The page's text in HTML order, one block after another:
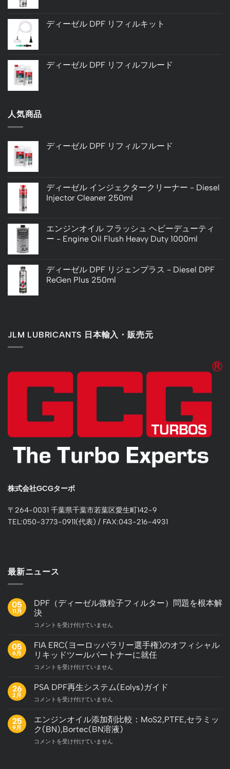
ディーゼル DPF リフィルキット
ディーゼル DPF リフィルフルード
人気商品
ディーゼル DPF リフィルフルード
ディーゼル インジェクタークリーナー - Diesel
Injector Cleaner 250ml
エンジンオイル フラッシュ ヘビーデューティ
ー - Engine Oil Flush Heavy Duty 1000ml
ディーゼル DPF リジェンプラス - Diesel DPF
ReGen Plus 250ml
JLM LUBRICANTS 日本輸入・販売元
株式会社GCGターボ
〒264-0031 千葉県千葉市若葉区愛生町142-9
TEL:050-3773-0911(代表) / FAX:043-216-4931
最新ニュース
05
11月
DPF（ディーゼル微粒子フィルター）問題を根本解
決
DPF（デ
ー
ゼ
ル
微
子
ィ
タ
ー）
コメントを受け付けていません
05
6月
FIA ERC(ヨーロッパラリー選手権)のオフィシャル
リキッドツールパートナーに就任
FIA
ー
ッ
ラ
リ
選
コメントを受け付けていません
26
2月
PSA DPF再生システム(Eolys)ガイド
PSA
再
生
シ
ス
コメントを受け付けていません
25
9月
エンジンオイル添加剤比較：MoS2,PTFE,セラミッ
ク(BN),Bortec(BN溶液)
エ
コメントを受け付けていません